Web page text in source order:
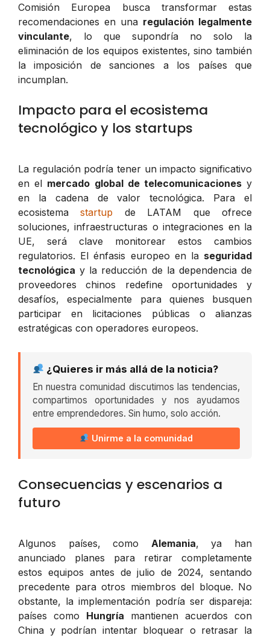
Comisión Europea busca transformar estas
recomendaciones en una regulación legalmente
vinculante, lo que supondría no solo la
eliminación de los equipos existentes, sino también
la imposición de sanciones a los países que
incumplan.
Impacto para el ecosistema
tecnológico y los startups
La regulación podría tener un impacto significativo
en el mercado global de telecomunicacionesy
en la cadena de valor tecnológica. Para el
ecosistemastartup de LATAM que ofrece
soluciones, infraestructuras o integraciones en la
UE, será clave monitorear estos cambios
regulatorios. El énfasis europeo en la seguridad
tecnológica y la reducción de la dependencia de
proveedores chinos redefine oportunidades y
desafíos, especialmente para quienes busquen
participar en licitaciones públicas o alianzas
estratégicas con operadores europeos.
¿Quieres ir más allá de la noticia?
En nuestra comunidad discutimos las tendencias,
compartimos oportunidades y nos ayudamos
entre emprendedores. Sin humo, solo acción.
Unirme a la comunidad
Consecuencias y escenarios a
futuro
Algunos países, como Alemania, ya han
anunciado planes para retirar completamente
estos equipos antes de julio de 2024, sentando
precedente para otros miembros del bloque. No
obstante, la implementación podría ser dispareja:
países como Hungría mantienen acuerdos con
China y podrían intentar bloquear o retrasar la